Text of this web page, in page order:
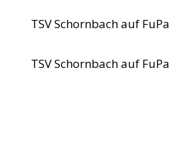
TSV Schornbach auf FuPa
TSV Schornbach auf FuPa